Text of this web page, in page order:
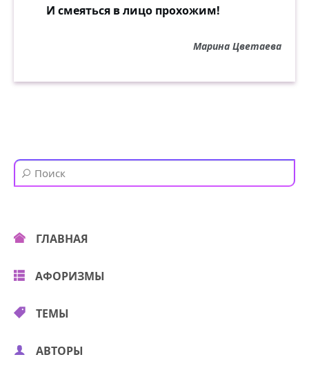
Средь белеющих равнин.
Бесконечны, безобразны,
Закружились бесы разны,
Ведьму ль замуж выдают?
Освещает снег летучий;
Мчатся бесы рой за роем
Надрывая сердце мне…
И смеяться в лицо прохожим!
Марина Цветаева
ГЛАВНАЯ
АФОРИЗМЫ
ТЕМЫ
АВТОРЫ